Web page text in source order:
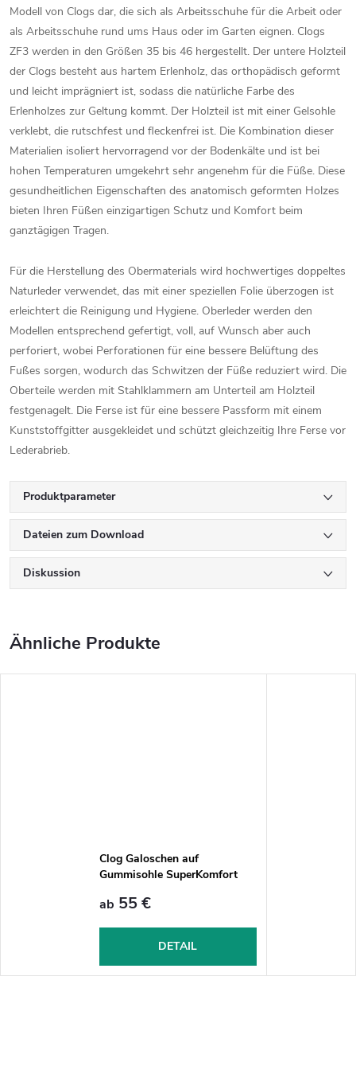
Modell von Clogs dar, die sich als Arbeitsschuhe für die Arbeit oder
als Arbeitsschuhe rund ums Haus oder im Garten eignen. Clogs
ZF3 werden in den Größen 35 bis 46 hergestellt. Der untere Holzteil
der Clogs besteht aus hartem Erlenholz, das orthopädisch geformt
und leicht imprägniert ist, sodass die natürliche Farbe des
Erlenholzes zur Geltung kommt. Der Holzteil ist mit einer Gelsohle
verklebt, die rutschfest und fleckenfrei ist. Die Kombination dieser
Materialien isoliert hervorragend vor der Bodenkälte und ist bei
hohen Temperaturen umgekehrt sehr angenehm für die Füße. Diese
gesundheitlichen Eigenschaften des anatomisch geformten Holzes
bieten Ihren Füßen einzigartigen Schutz und Komfort beim
ganztägigen Tragen.
Für die Herstellung des Obermaterials wird hochwertiges doppeltes
Naturleder verwendet, das mit einer speziellen Folie überzogen ist
erleichtert die Reinigung und Hygiene. Oberleder werden den
Modellen entsprechend gefertigt, voll, auf Wunsch aber auch
perforiert, wobei Perforationen für eine bessere Belüftung des
Fußes sorgen, wodurch das Schwitzen der Füße reduziert wird. Die
Oberteile werden mit Stahlklammern am Unterteil am Holzteil
festgenagelt. Die Ferse ist für eine bessere Passform mit einem
Kunststoffgitter ausgekleidet und schützt gleichzeitig Ihre Ferse vor
Lederabrieb.
Produktparameter
Dateien zum Download
Diskussion
Clog Galoschen auf
Gummisohle SuperKomfort
ab 55 €
DETAIL